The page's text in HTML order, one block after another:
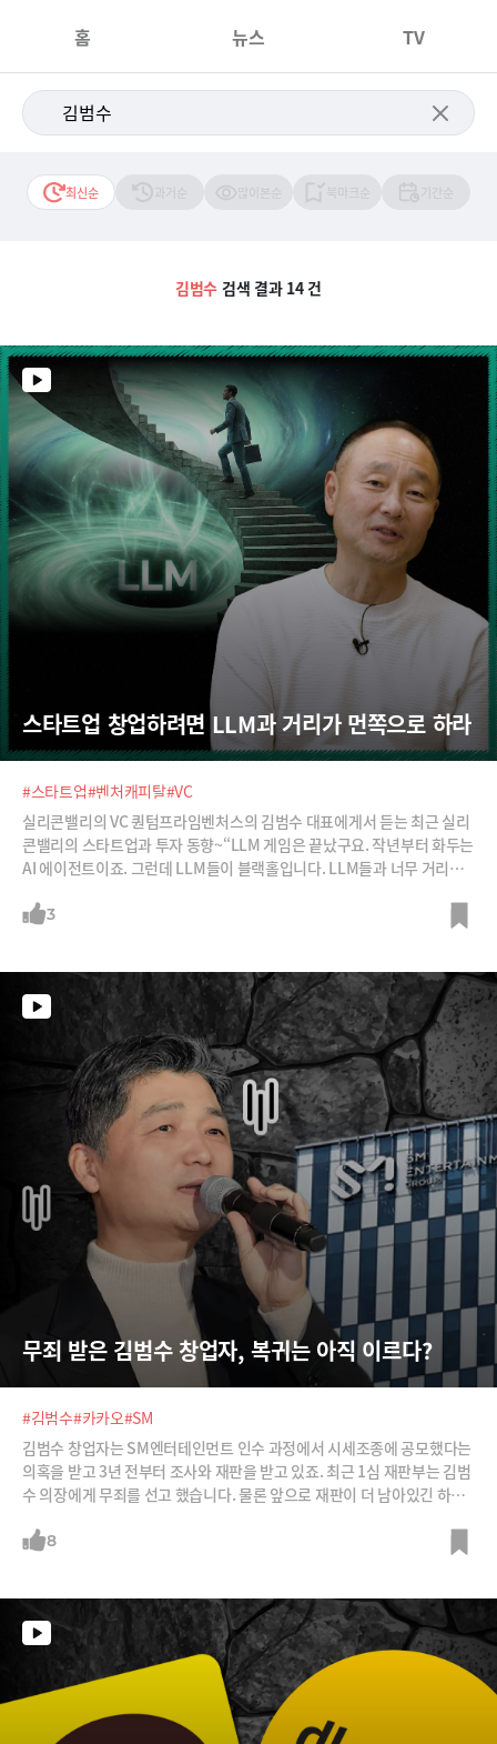
홈 뉴스 TV
최신순
김범수 검색 결과 14 건
스타트업 창업하려면 LLM과 거리가 먼쪽으로 하라
#스타트업#벤처캐피탈#VC
실리콘밸리의 VC 퀀텀프라임벤처스의 김범수 대표에게서 듣는 최근 실리
콘밸리의 스타트업과 투자 동향~“LLM 게임은 끝났구요. 작년부터 화두는
AI 에이전트이죠. 그런데 LLM들이 블랙홀입니다. LLM들과 너무 거리가
스타트업들은 빅테크들도 리스크를 상당히 져야만 할 수 있는 도메인 전문
3
무죄 받은 김범수 창업자, 복귀는 아직 이르다?
#김범수#카카오#SM
김범수 창업자는 SM엔터테인먼트 인수 과정에서 시세조종에 공모했다는
의혹을 받고 3년 전부터 조사와 재판을 받고 있죠. 최근 1심 재판부는 김범
수 의장에게 무죄를 선고 했습니다. 물론 앞으로 재판이 더 남아있긴 하지
시금 리더십을 발휘할 수 있는 기회를 잡게 됐습니다. 김 창업자가 무죄를
8